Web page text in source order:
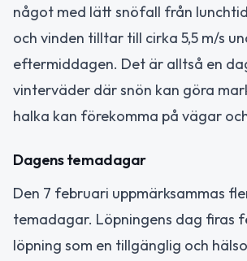
något med lätt snöfall från
och vinden tilltar till cirka 5,5 m/s
eftermiddagen. Det är alltså en
vinterväder där snön kan göra
halka kan förekomma på vägar
Dagens temadagar
Den 7 februari uppmärksammas
temadagar. Löpningens dag firas
löpning som en tillgänglig och